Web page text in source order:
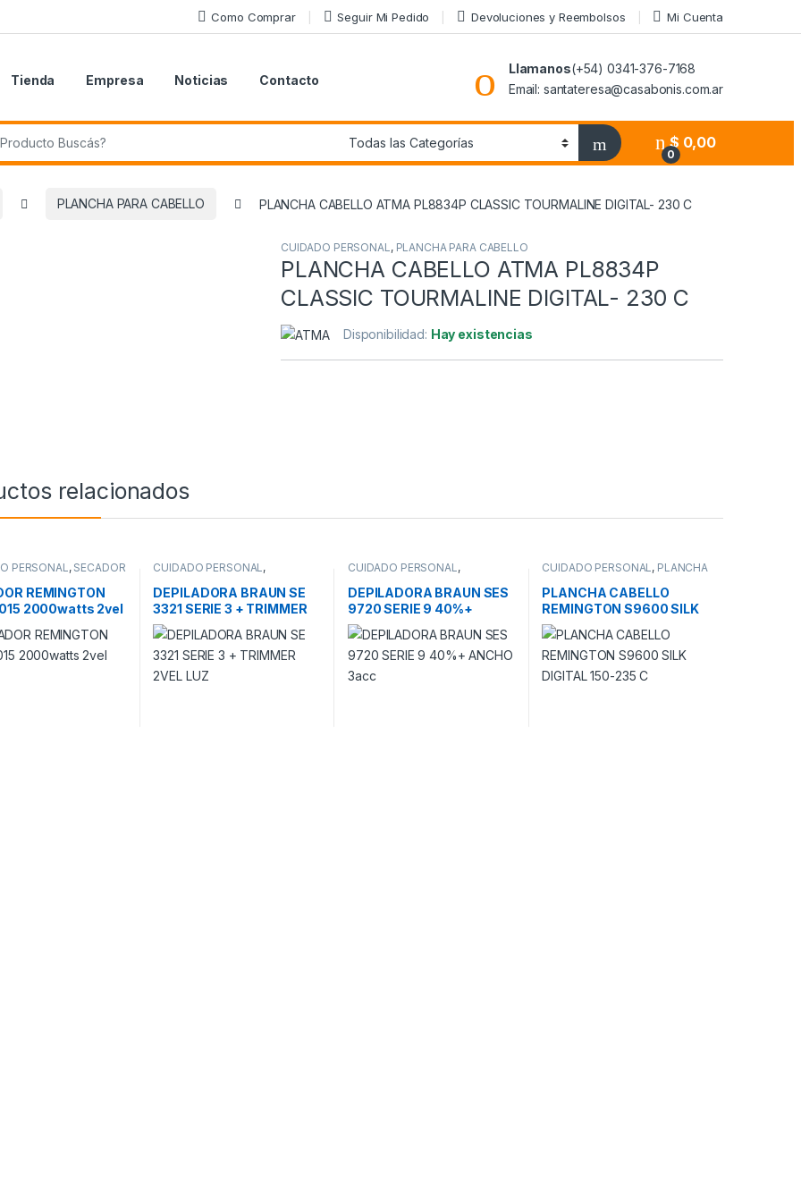
Como Comprar Seguir Mi Pedido Devoluciones y Reembolsos Mi Cuenta
Tienda Empresa Noticias Contacto
Llamanos(+54) 0341-376-7168
Email: santateresa@casabonis.com.ar
0
$ 0,00
PLANCHA PARA CABELLO PLANCHA CABELLO ATMA PL8834P CLASSIC TOURMALINE DIGITAL- 230 C
CUIDADO PERSONAL, PLANCHA PARA CABELLO
PLANCHA CABELLO ATMA PL8834P
CLASSIC TOURMALINE DIGITAL- 230 C
Disponibilidad: Hay existencias
relacionados
PERSONAL, SECADOR
REMINGTON
2000watts 2vel
CUIDADO PERSONAL,
DEPILADORA BRAUN SE
3321 SERIE 3 + TRIMMER
2VEL LUZ
CUIDADO PERSONAL,
DEPILADORA BRAUN SES
9720 SERIE 9 40%+
ANCHO 3acc
CUIDADO PERSONAL, PLANCHA
PLANCHA CABELLO
REMINGTON S9600 SILK
DIGITAL 150-235 C